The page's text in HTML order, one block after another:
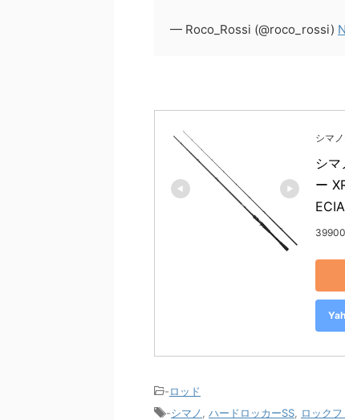
— Roco_Rossi (@roco_rossi)
シマ
シ
ー
-ロッド
-シマノ ハードロッカーSS ロックフ